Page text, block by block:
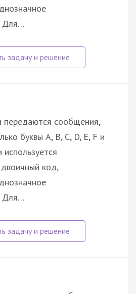
Для…
передаются сообщения,
буквы A, B, C, D, E, F и
код,
Для…